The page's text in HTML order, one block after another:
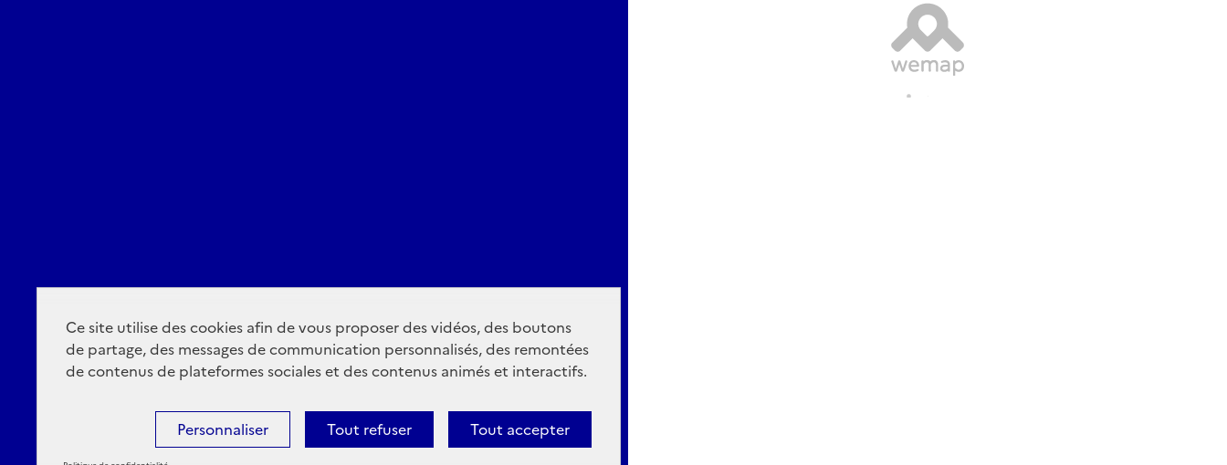
Ce site utilise des cookies afin de vous proposer des vidéos, des boutons
de partage, des messages de communication personnalisés, des remontées
de contenus de plateformes sociales et des contenus animés et interactifs.
Tout accepter
Tout refuser
Personnaliser